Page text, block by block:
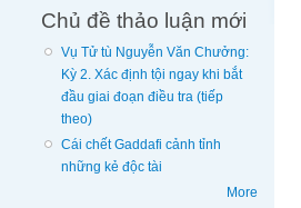
Chủ đề thảo luận mới
Vụ Tử tù Nguyễn Văn Chưởng:
Kỳ 2. Xác định tội ngay khi bắt
đầu giai đoạn điều tra (tiếp
theo)
Cái chết Gaddafi cảnh tỉnh
những kẻ độc tài
More